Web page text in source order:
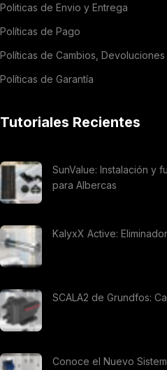
Politicas de Envio y Entrega
Políticas de Pago
Políticas de Cambios,
Políticas de Garantía
Tutoriales Recientes
SunValue: Instalación y
para Albercas
KalyxX Active:
SCALA2 de Grundfos:
Conoce el Nuevo